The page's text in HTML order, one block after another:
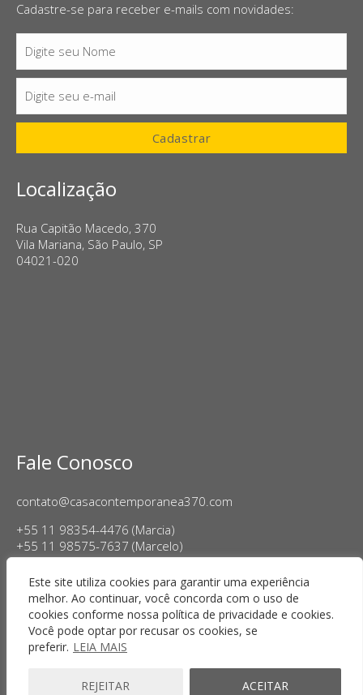
Este site utiliza cookies para garantir uma experiência
melhor. Ao continuar, você concorda com o uso de
cookies conforme nossa política de privacidade e cookies.
Você pode optar por recusar os cookies, se
preferir. LEIA MAIS
REJEITAR ACEITAR
Cadastre-se para receber e-mails com novidades:
Nome
Digite seu Nome
E-
mail
Digite seu e-mail
Cadastrar
Localização
Rua Capitão Macedo, 370
Vila Mariana, São Paulo, SP
04021-020
Fale Conosco
contato@casacontemporanea370.com
+55 11 98354-4476 (Marcia)
+55 11 98575-7637 (Marcelo)
Horário de Funcionamento:
Terça a sexta-feira, das 14h às 18h
Sábado das 11h às 17h
Copyright © 2025 Casa Contemporânea · Todos os direitos